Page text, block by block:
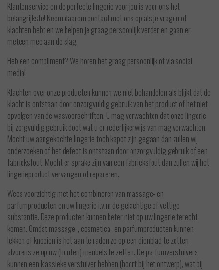
Klantenservice en de perfecte lingerie voor jou is voor ons het
belangrijkste! Neem daarom contact met ons op als je vragen of
klachten hebt en we helpen je graag persoonlijk verder en gaan er
meteen mee aan de slag.
Heb een compliment? We horen het graag persoonlijk of via social
media!
Klachten over onze producten kunnen we niet behandelen als blijkt dat de
klacht is ontstaan door onzorgvuldig gebruik van het product of het niet
opvolgen van de wasvoorschriften. U mag verwachten dat onze lingerie
bij zorgvuldig gebruik doet wat u er rederlijkerwijs van mag verwachten.
Mocht uw aangekochte lingerie toch kapot zijn gegaan dan zullen wij
onderzoeken of het defect is ontstaan door onzorgvuldig gebruik of een
fabrieksfout. Mocht er sprake zijn van een fabrieksfout dan zullen wij het
lingerieproduct vervangen of repareren.
Wees voorzichtig met het combineren van massage- en
parfumproducten en uw lingerie i.v.m de gelachtige of vettige
substantie. Deze producten kunnen beter niet op uw lingerie terecht
komen. Omdat massage-, cosmetica- en parfumproducten kunnen
lekken of knoeien is het aan te raden ze op een dienblad te zetten
alvorens ze op uw (houten) meubels te zetten. De parfumverstuivers
kunnen een klassieke verstuiver hebben (hoort bij het ontwerp), wat bij